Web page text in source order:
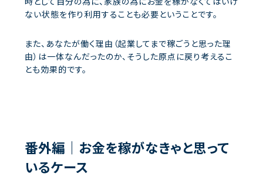
ない状態を作り利用することも必要ということです。
また、あなたが働く理由（起業してまで稼ごうと思った理
由）は一体なんだったのか、そうした原点に戻り考えるこ
とも効果的です。
番外編｜お金を稼がなきゃと思って
いるケース